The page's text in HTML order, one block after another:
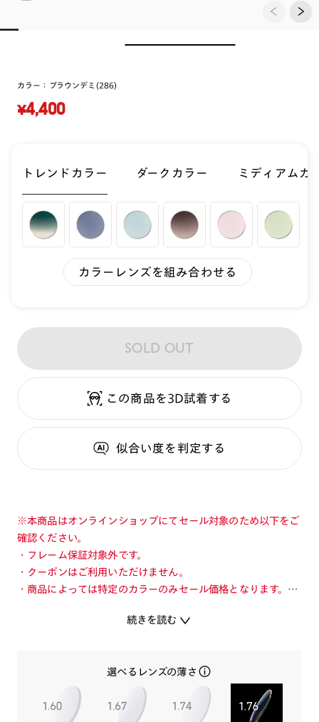
カラー： ブラウンデミ(286)
¥4,400
トレンドカラー ダークカラー ミディアムカ
カラーレンズを組み合わせる
SOLD OUT
この商品を3D試着する
似合い度を判定する
※本商品はオンラインショップにてセール対象のため以下をご
確認ください。
・フレーム保証対象外です。
・クーポンはご利用いただけません。
・商品によっては特定のカラーのみセール価格となります。カ
・店舗とオンラインショップで価格が異なる場合があります。
日常に癒しと遊び心を！
愛らしい犬のキャラクター、優雅で憎めない猫のキャラクタ
続きを読む
選べるレンズの薄さ